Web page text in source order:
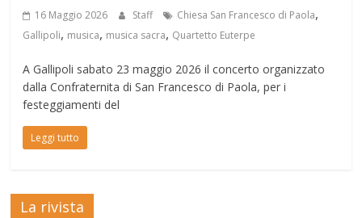
16 Maggio 2026 Staff Chiesa San Francesco di Paola,
Gallipoli, musica, musica sacra, Quartetto Euterpe
A Gallipoli sabato 23 maggio 2026 il concerto organizzato
dalla Confraternita di San Francesco di Paola, per i
festeggiamenti del
Leggi tutto
La rivista